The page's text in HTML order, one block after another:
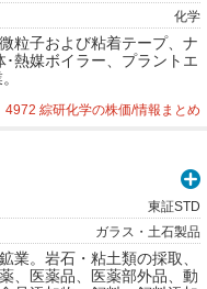
化学
粒子および粘着テープ、ナ
･熱媒ボイラー、プラントエ
4972 綜研化学の株価/情報まとめ
東証STD
ガラス・土石製品
業。岩石・粘土類の採取、
、医薬品、医薬部外品、動